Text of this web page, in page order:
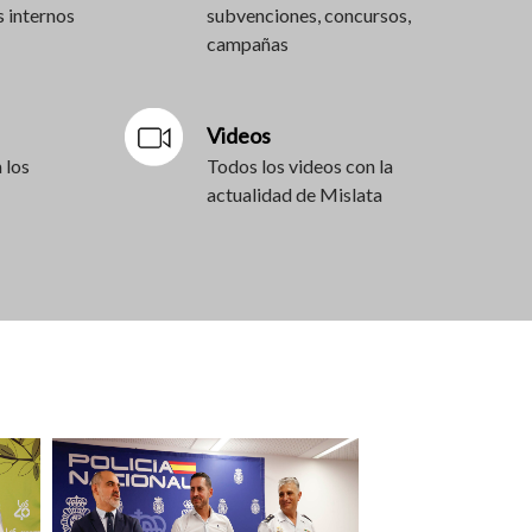
internos
subvenciones, concursos,
campañas
los
Videos
Todos los videos con la
actualidad de Mislata